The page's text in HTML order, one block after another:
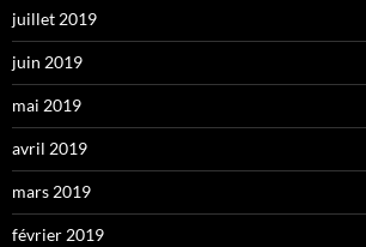
juillet 2019
juin 2019
mai 2019
avril 2019
mars 2019
février 2019